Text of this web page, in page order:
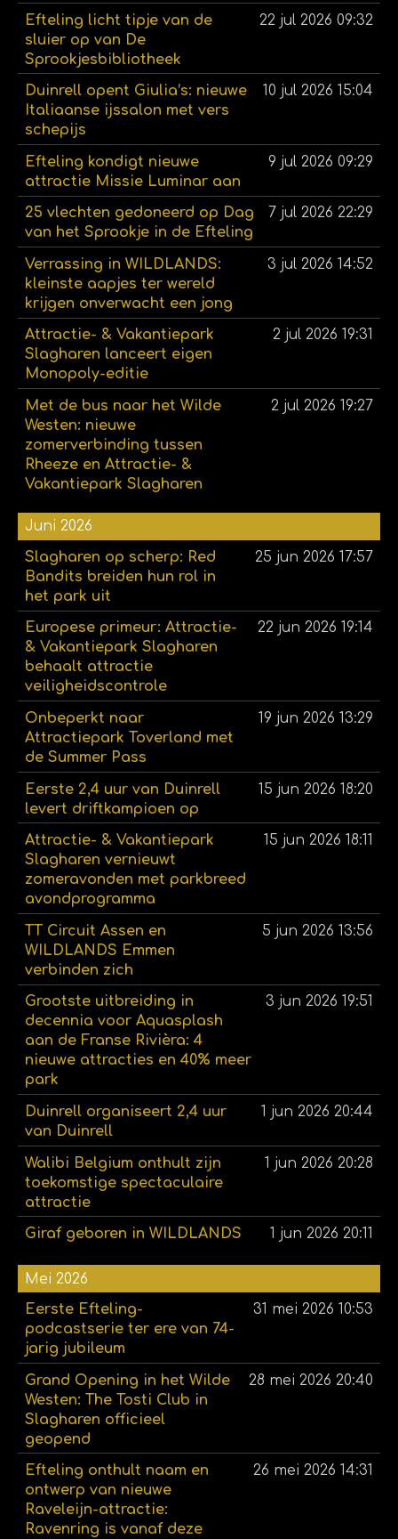
Efteling licht tipje van de
sluier op van De
Sprookjesbibliotheek
22 jul 2026 09:32
Duinrell opent Giulia’s: nieuwe
Italiaanse ijssalon met vers
schepijs
10 jul 2026 15:04
Efteling kondigt nieuwe
attractie Missie Luminar aan
9 jul 2026 09:29
25 vlechten gedoneerd op Dag
van het Sprookje in de Efteling
7 jul 2026 22:29
Verrassing in WILDLANDS:
kleinste aapjes ter wereld
krijgen onverwacht een jong
3 jul 2026 14:52
Attractie- & Vakantiepark
Slagharen lanceert eigen
Monopoly-editie
2 jul 2026 19:31
Met de bus naar het Wilde
Westen: nieuwe
zomerverbinding tussen
Rheeze en Attractie- &
Vakantiepark Slagharen
2 jul 2026 19:27
Juni 2026
Slagharen op scherp: Red
Bandits breiden hun rol in
het park uit
25 jun 2026 17:57
Europese primeur: Attractie-
& Vakantiepark Slagharen
behaalt attractie
veiligheidscontrole
22 jun 2026 19:14
Onbeperkt naar
Attractiepark Toverland met
de Summer Pass
19 jun 2026 13:29
Eerste 2,4 uur van Duinrell
levert driftkampioen op
15 jun 2026 18:20
Attractie- & Vakantiepark
Slagharen vernieuwt
zomeravonden met parkbreed
avondprogramma
15 jun 2026 18:11
TT Circuit Assen en
WILDLANDS Emmen
verbinden zich
5 jun 2026 13:56
Grootste uitbreiding in
decennia voor Aquasplash
aan de Franse Rivièra: 4
nieuwe attracties en 40% meer
park
3 jun 2026 19:51
Duinrell organiseert 2,4 uur
van Duinrell
1 jun 2026 20:44
Walibi Belgium onthult zijn
toekomstige spectaculaire
attractie
1 jun 2026 20:28
Giraf geboren in WILDLANDS 1 jun 2026 20:11
Mei 2026
Eerste Efteling-
podcastserie ter ere van 74-
jarig jubileum
31 mei 2026 10:53
Grand Opening in het Wilde
Westen: The Tosti Club in
Slagharen officieel
geopend
28 mei 2026 20:40
Efteling onthult naam en
ontwerp van nieuwe
Raveleijn-attractie:
Ravenring is vanaf deze
26 mei 2026 14:31